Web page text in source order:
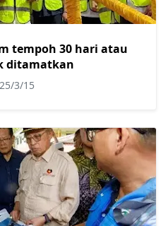
tempoh 30 hari atau
ditamatkan
3/15